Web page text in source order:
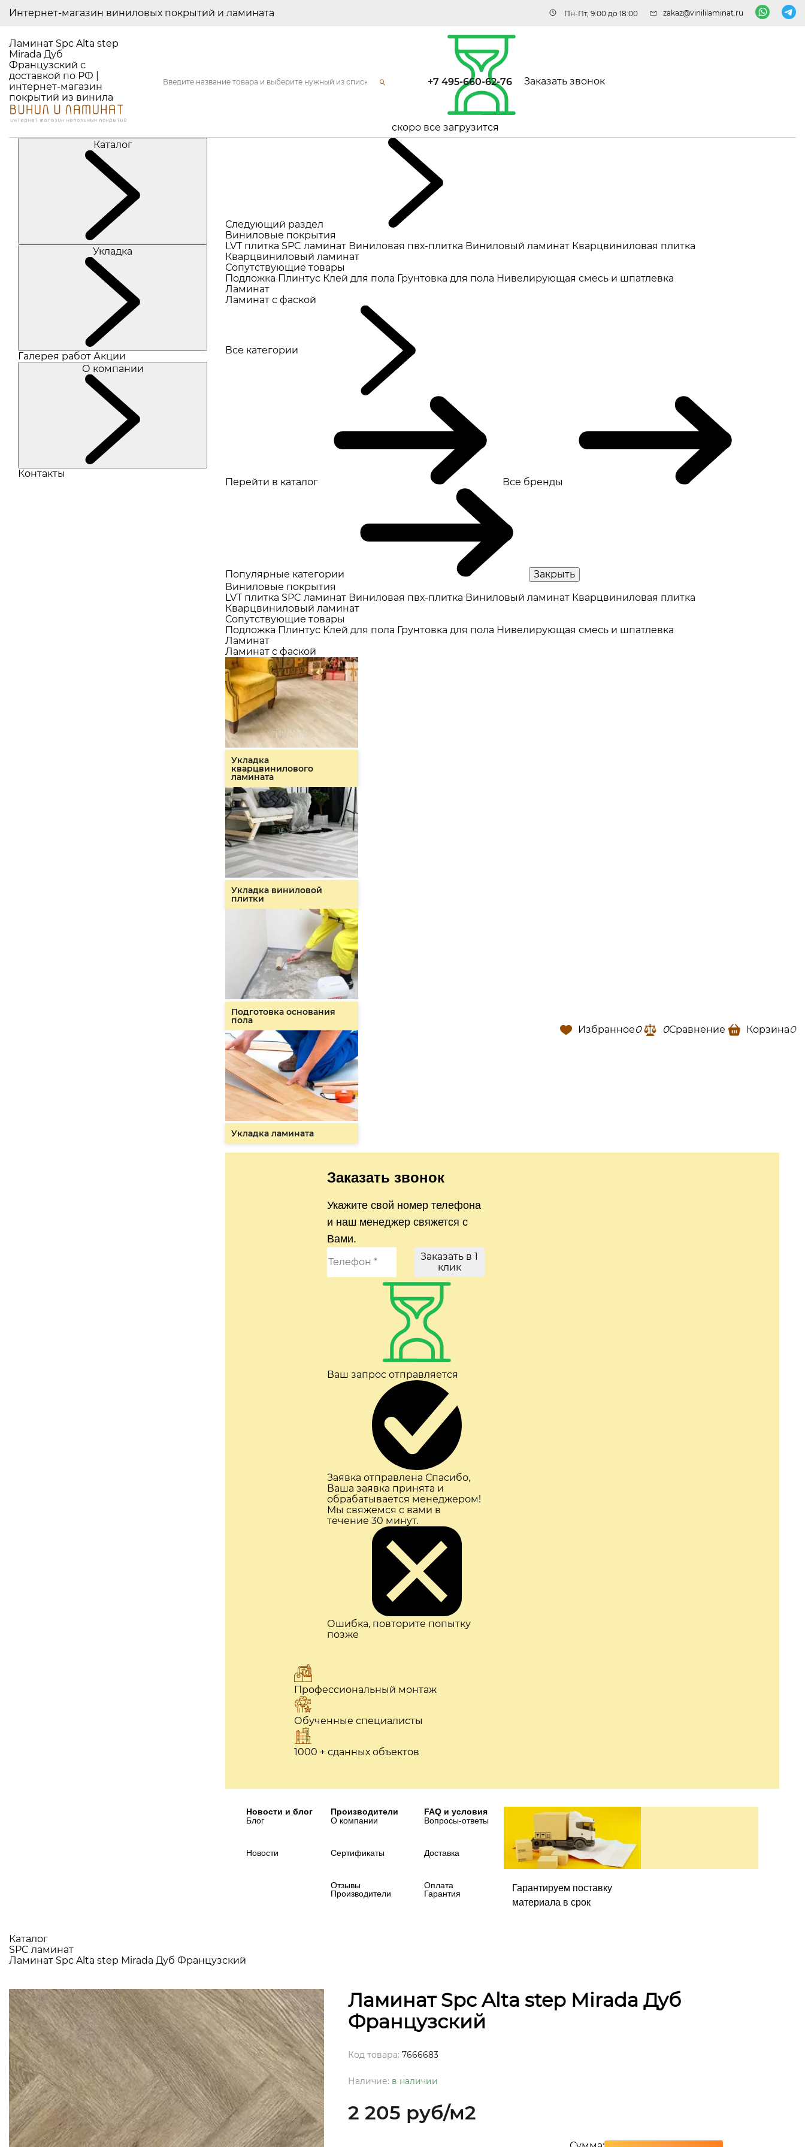
Интернет-магазин виниловых покрытий и ламината Пн-Пт, 9:00 до 18:00 zakaz@vinililaminat.ru
Ламинат Spc Alta step
Mirada Дуб
Французский с
доставкой по РФ |
интернет-магазин
покрытий из винила
скоро все загрузится
+7 495-660-62-76 Заказать звонок
Каталог
Укладка
Галерея работ Акции
О компании
Контакты
Следующий раздел
Виниловые покрытия
LVT плитка SPC ламинат Виниловая пвх-плитка Виниловый ламинат Кварцвиниловая плитка
Кварцвиниловый ламинат
Сопутствующие товары
Подложка Плинтус Клей для пола Грунтовка для пола Нивелирующая смесь и шпатлевка
Ламинат
Ламинат с фаской
Все катeгории
Перейти в каталог Все бренды
Популярные категории
Закрыть
Виниловые покрытия
LVT плитка SPC ламинат Виниловая пвх-плитка Виниловый ламинат Кварцвиниловая плитка
Кварцвиниловый ламинат
Сопутствующие товары
Подложка Плинтус Клей для пола Грунтовка для пола Нивелирующая смесь и шпатлевка
Ламинат
Ламинат с фаской
Укладка
кварцвинилового
ламината
Укладка виниловой
плитки
Подготовка основания
пола
Укладка ламината
Заказать звонок
Укажите свой номер телефона
и наш менеджер свяжется с
Вами.
Заказать в 1
клик
Ваш запрос отправляется
Заявка отправлена Спасибо,
Ваша заявка принята и
обрабатывается менеджером!
Мы свяжемся с вами в
течение 30 минут.
Ошибка, повторите попытку
позже
Профессиональный монтаж
Обученные специалисты
1000 + сданных объектов
Новости и блог
Блог
Новости
Производители
О компании
Сертификаты
Отзывы
Производители
FAQ и условия
Вопросы-ответы
Доставка
Оплата
Гарантия
Гарантируем поставку
материала в срок
Избранное0 0Сравнение Корзина0
Каталог
SPC ламинат
Ламинат Spc Alta step Mirada Дуб Французский
Ламинат Spc Alta step Mirada Дуб
Французский
Код товара: 7666683
Наличие: в наличии
2 205 руб/м2